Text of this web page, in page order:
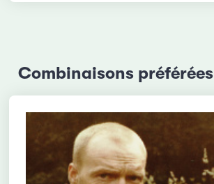
Combinaisons préférées